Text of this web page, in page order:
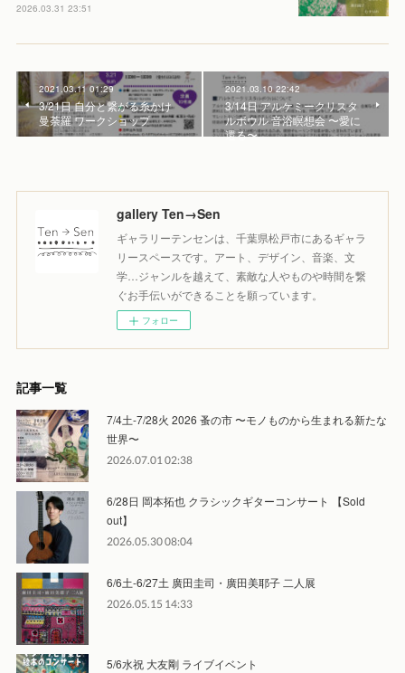
2026.03.31 23:51
2021.03.11 01:29
3/21日 自分と繋がる糸かけ
曼荼羅 ワークショップ
2021.03.10 22:42
3/14日 アルケミークリスタ
ルボウル 音浴瞑想会 〜愛に
還る〜
gallery Ten→Sen
ギャラリーテンセンは、千葉県松戸市にあるギャラ
リースペースです。アート、デザイン、音楽、文
学…ジャンルを越えて、素敵な人やものや時間を繋
ぐお手伝いができることを願っています。
フォロー
記事一覧
7/4土-7/28火 2026 蚤の市 〜モノものから生まれる新たな
世界〜
2026.07.01 02:38
6/28日 岡本拓也 クラシックギターコンサート 【Sold
out】
2026.05.30 08:04
6/6土-6/27土 廣田圭司・廣田美耶子 二人展
2026.05.15 14:33
5/6水祝 大友剛 ライブイベント